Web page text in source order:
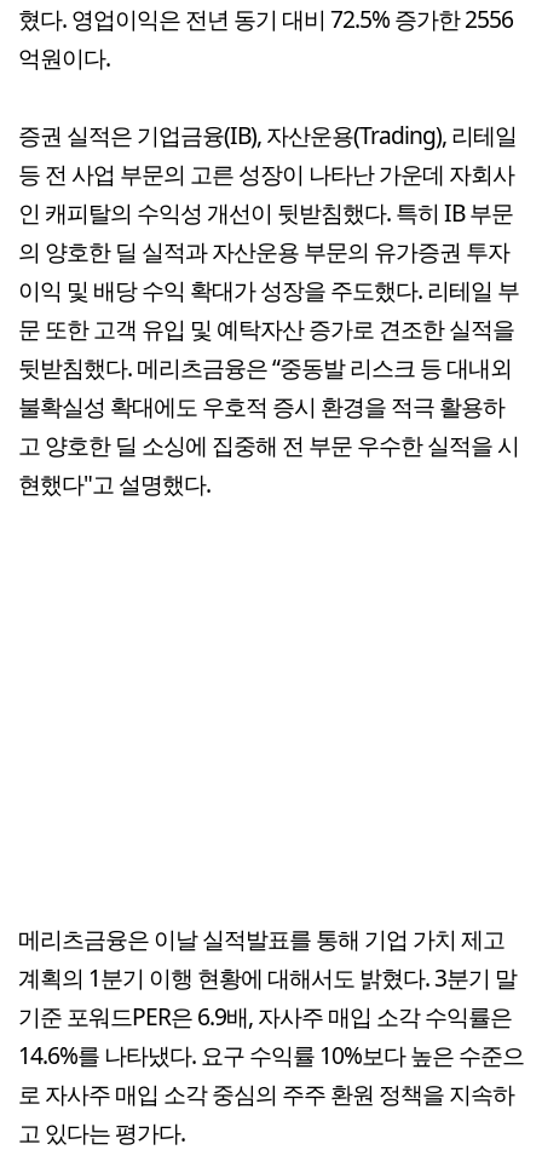
혔다. 영업이익은 전년 동기 대비 72.5% 증가한 2556
억원이다.
증권 실적은 기업금융(IB), 자산운용(Trading), 리테일
등 전 사업 부문의 고른 성장이 나타난 가운데 자회사
인 캐피탈의 수익성 개선이 뒷받침했다. 특히 IB 부문
의 양호한 딜 실적과 자산운용 부문의 유가증권 투자
이익 및 배당 수익 확대가 성장을 주도했다. 리테일 부
문 또한 고객 유입 및 예탁자산 증가로 견조한 실적을
뒷받침했다. 메리츠금융은 “중동발 리스크 등 대내외
불확실성 확대에도 우호적 증시 환경을 적극 활용하
고 양호한 딜 소싱에 집중해 전 부문 우수한 실적을 시
현했다"고 설명했다.
메리츠금융은 이날 실적발표를 통해 기업 가치 제고
계획의 1분기 이행 현황에 대해서도 밝혔다. 3분기 말
기준 포워드PER은 6.9배, 자사주 매입 소각 수익률은
14.6%를 나타냈다. 요구 수익률 10%보다 높은 수준으
로 자사주 매입 소각 중심의 주주 환원 정책을 지속하
고 있다는 평가다.